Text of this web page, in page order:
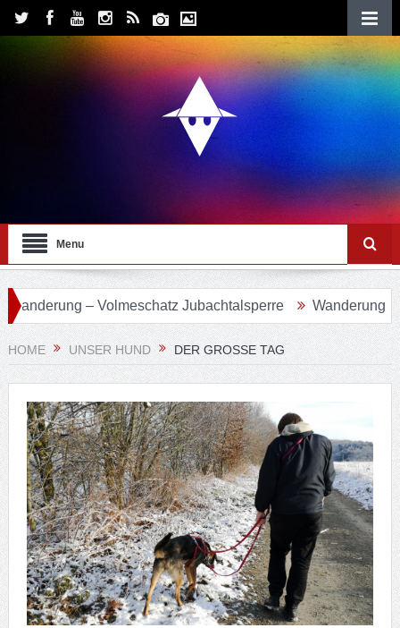
Menu
– Volmeschatz Jubachtalsperre Wanderung 24 –
HOME UNSER HUND DER GROSSE TAG